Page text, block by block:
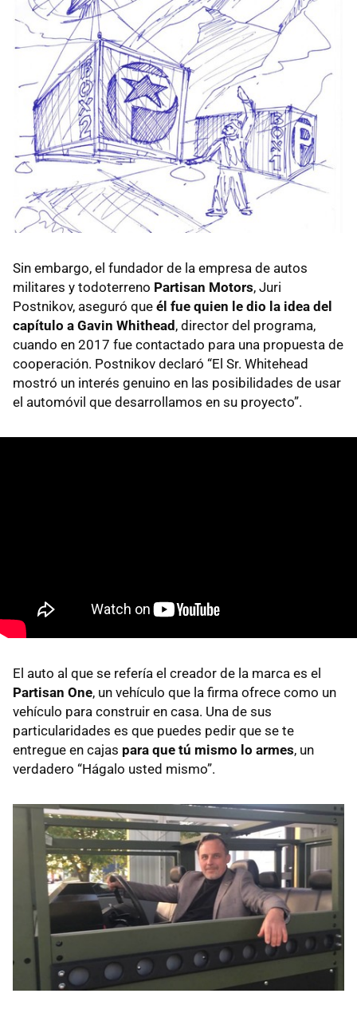
Sin embargo, el fundador de la empresa de autos
militares y todoterreno Partisan Motors, Juri
Postnikov, aseguró que él fue quien le dio la idea del
capítulo a Gavin Whithead , director del programa,
cuando en 2017 fue contactado para una propuesta de
cooperación. Postnikov declaró “El Sr. Whitehead
mostró un interés genuino en las posibilidades de usar
el automóvil que desarrollamos en su proyecto”.
El auto al que se refería el creador de la marca es el
Partisan One, un vehículo que la firma ofrece como un
vehículo para construir en casa. Una de sus
particularidades es que puedes pedir que se te
entregue en cajas para que tú mismo lo armes, un
verdadero “Hágalo usted mismo”.